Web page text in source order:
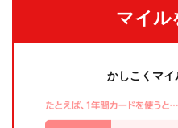
マイル
かしこくマ